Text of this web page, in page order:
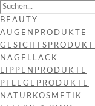
BEAUTY
AUGENPRODUKTE
NAGELLACK
LIPPENPRODUKTE
PFLEGEPRODUKTE
NATURKOSMETIK